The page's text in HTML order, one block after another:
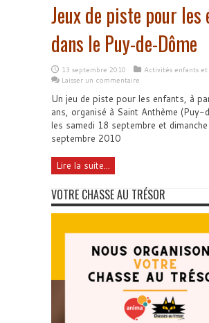
Jeux de piste pour les
dans le Puy-de-Dôme
13 septembre 2010
Activités enfants
Laisser un commentaire
Un jeu de piste pour les enfants, à
ans, organisé à Saint Anthème (Puy-
les samedi 18 septembre et
septembre 2010
Lire la suite...
VOTRE CHASSE AU TRÉSOR